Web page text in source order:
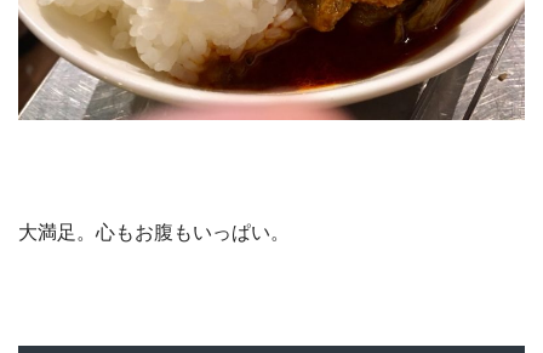
大満足。心もお腹もいっぱい。